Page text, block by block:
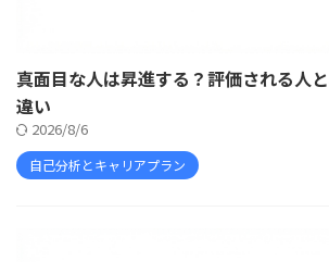
真面目な人は昇進する？評価される人
違い
2026/8/6
自己分析とキャリアプラン